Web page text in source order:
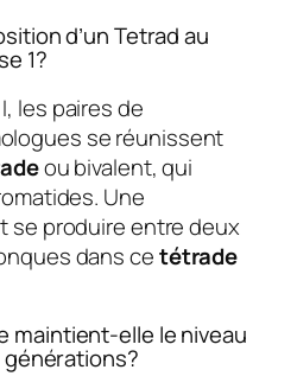
d’un Tetrad au
1?
les paires de
se réunissent
ou bivalent, qui
Une
se produire entre deux
dans cetétrade
maintient-elle le niveau